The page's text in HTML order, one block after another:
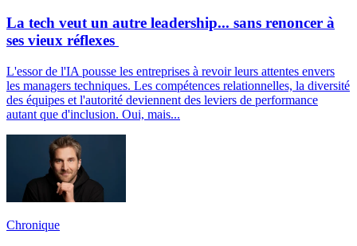
La tech veut un autre leadership... sans renoncer à
ses vieux réflexes
L'essor de l'IA pousse les entreprises à revoir leurs attentes envers
les managers techniques. Les compétences relationnelles, la diversité
des équipes et l'autorité deviennent des leviers de performance
autant que d'inclusion. Oui, mais...
Chronique